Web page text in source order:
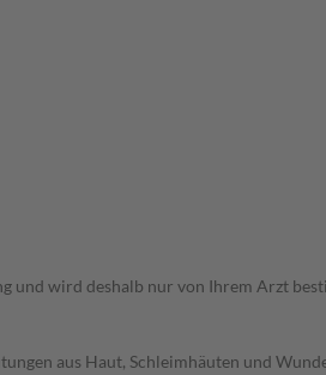
und wird deshalb nur von Ihrem Arzt
aus Haut, Schleimhäuten und